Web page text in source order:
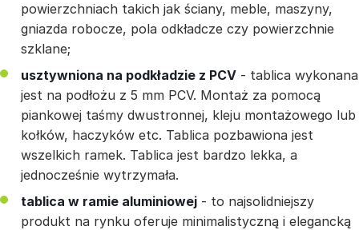
powierzchniach takich jak ściany, meble, maszyny,
gniazda robocze, pola odkładcze czy powierzchnie
szklane;
usztywniona na podkładzie z PCV - tablica wykonana
jest na podłożu z 5 mm PCV. Montaż za pomocą
piankowej taśmy dwustronnej, kleju montażowego lub
kołków, haczyków etc. Tablica pozbawiona jest
wszelkich ramek. Tablica jest bardzo lekka, a
jednocześnie wytrzymała.
tablica w ramie aluminiowej - to najsolidniejszy
produkt na rynku oferuje minimalistyczną i elegancką